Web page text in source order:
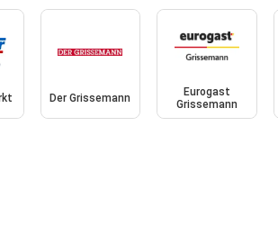
Der Grissemann
Eurogast
Grissemann